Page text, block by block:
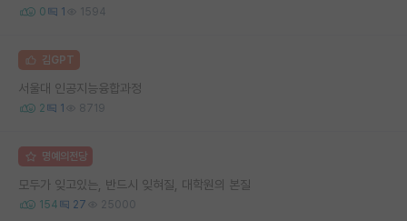
0 1 1594
김GPT
서울대 인공지능융합과정
2 1 8719
명예의전당
모두가 잊고있는, 반드시 잊혀질, 대학원의 본질
154 27 25000